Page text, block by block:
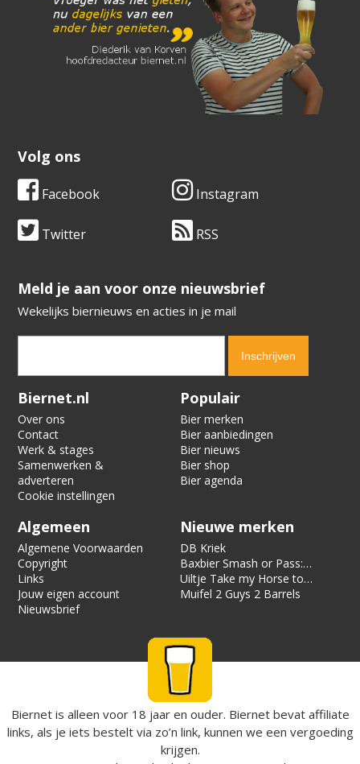
Volg ons
Facebook Instagram
Twitter RSS
​​​​​​​Meld je aan voor onze nieuwsbrief
Wekelijks biernieuws en acties in je mail
Verification code:
Biernet.nl
Over ons
Contact
Werk & stages
Samenwerken &
adverteren
Cookie instellingen
Populair
Bier merken
Bier aanbiedingen
Bier nieuws
Bier shop
Bier agenda
Algemeen
Algemene Voorwaarden
Copyright
Links
Jouw eigen account
Nieuwsbrief
Nieuwe merken
DB Kriek
Baxbier Smash or Pass:
Strata
Uiltje Take my Horse to
the Hotel Room
Muifel 2 Guys 2 Barrels
Biernet is alleen voor 18 jaar en ouder. Biernet bevat affiliate
links, als je iets bestelt via zo’n link, kunnen we een vergoeding
krijgen.